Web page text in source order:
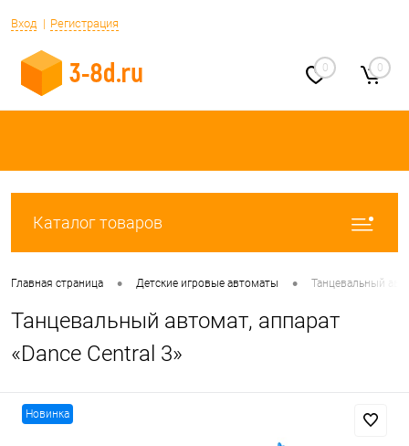
Вход Регистрация
0 0
Каталог товаров
Главная страница • Детские игровые автоматы • Танцевальный
Танцевальный автомат, аппарат
«Dance Central 3»
Новинка